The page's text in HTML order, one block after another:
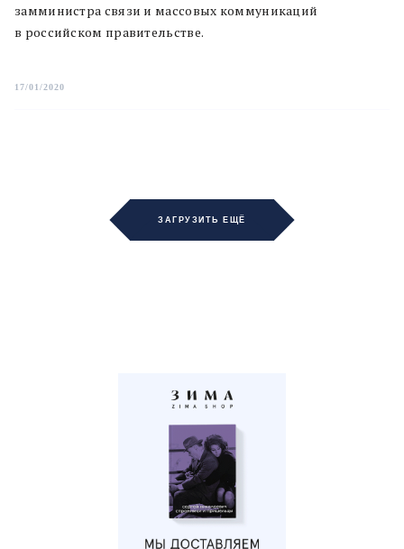
замминистра связи и массовых коммуникаций
в российском правительстве.
17/01/2020
ЗАГРУЗИТЬ ЕЩЁ